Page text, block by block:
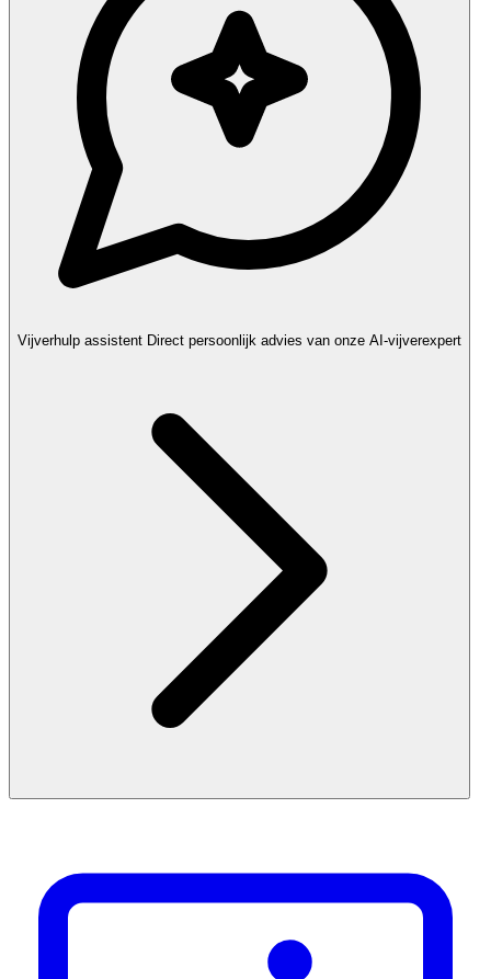
Vijverhulp assistent Direct persoonlijk advies van onze AI-vijverexpert